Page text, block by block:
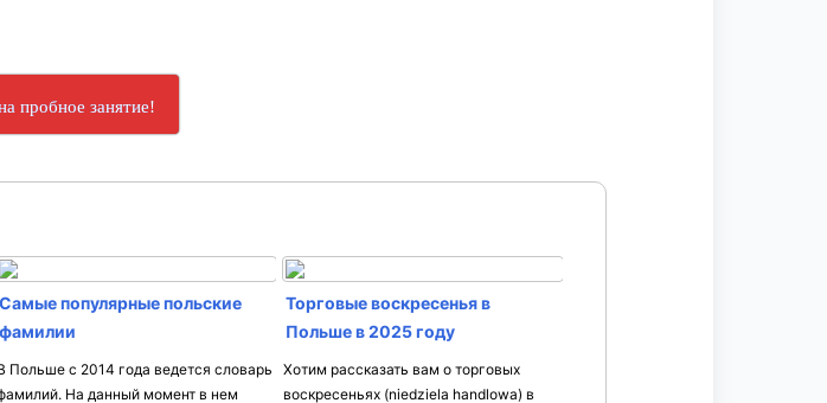
пробное занятие!
Самые популярные польские
фамилии
Польше с 2014 года ведется словарь
На данный момент в нем
Торговые воскресенья в
Польше в 2025 году
Хотим рассказать вам о торговых
воскресеньях (niedziela handlowa) в